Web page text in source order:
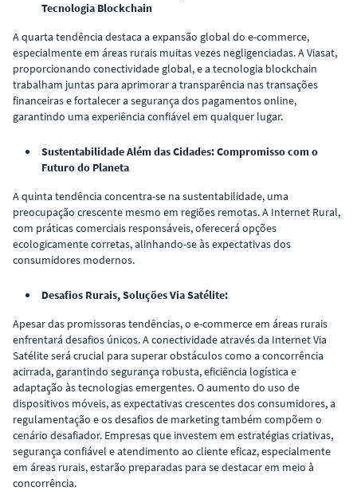
Tecnologia Blockchain
A quarta tendência destaca a expansão global do e-commerce,
especialmente em áreas rurais muitas vezes negligenciadas. A Viasat,
proporcionando conectividade global, e a tecnologia blockchain
trabalham juntas para aprimorar a transparência nas transações
financeiras e fortalecer a segurança dos pagamentos online,
garantindo uma experiência confiável em qualquer lugar.
Sustentabilidade Além das Cidades: Compromisso com o
Futuro do Planeta
A quinta tendência concentra-se na sustentabilidade, uma
preocupação crescente mesmo em regiões remotas. A Internet Rural,
com práticas comerciais responsáveis, oferecerá opções
ecologicamente corretas, alinhando-se às expectativas dos
consumidores modernos.
Desafios Rurais, Soluções Via Satélite:
Apesar das promissoras tendências, o e-commerce em áreas rurais
enfrentará desafios únicos. A conectividade através da Internet Via
Satélite será crucial para superar obstáculos como a concorrência
acirrada, garantindo segurança robusta, eficiência logística e
adaptação às tecnologias emergentes. O aumento do uso de
dispositivos móveis, as expectativas crescentes dos consumidores, a
regulamentação e os desafios de marketing também compõem o
cenário desafiador. Empresas que investem em estratégias criativas,
segurança confiável e atendimento ao cliente eficaz, especialmente
em áreas rurais, estarão preparadas para se destacar em meio à
concorrência.